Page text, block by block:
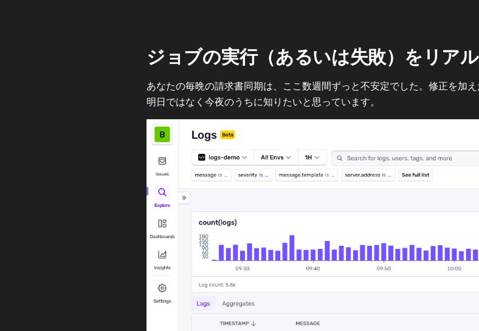
ジョブの実行（あるいは失敗）をリア
あなたの毎晩の請求書同期は、ここ数週間ずっと不安定でした。修正を加
明日ではなく今夜のうちに知りたいと思っています。